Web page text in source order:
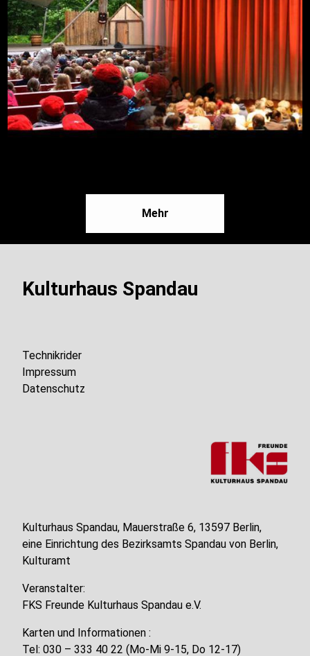
09.08.2026, 16:30
Freilichtbühne an der Zitadelle
Mehr
Mehr
Kulturhaus Spandau
Technikrider
Impressum
Datenschutz
Kulturhaus Spandau, Mauerstraße 6, 13597 Berlin,
eine Einrichtung des Bezirksamts Spandau von Berlin,
Kulturamt
Veranstalter:
FKS Freunde Kulturhaus Spandau e.V.
Karten und Informationen :
Tel: 030 – 333 40 22 (Mo-Mi 9-15, Do 12-17)